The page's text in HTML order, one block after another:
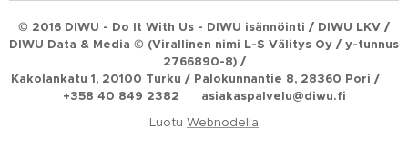
© 2016 DIWU - Do It With Us - DIWU isännöinti / DIWU LKV /
DIWU Data & Media © (Virallinen nimi L-S Välitys Oy / y-tunnus
2766890-8) /
Kakolankatu 1, 20100 Turku / Palokunnantie 8, 28360 Pori / ☎
+358 40 849 2382 ✉ asiakaspalvelu@diwu.fi
Luotu Webnodella